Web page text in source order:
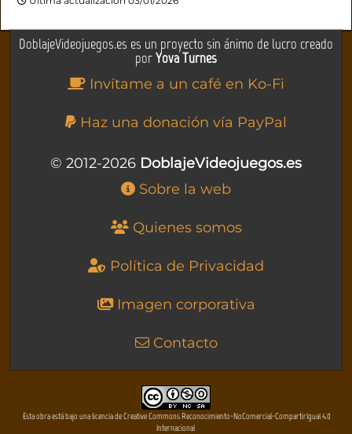
DoblajeVideojuegos.es es un proyecto sin ánimo de lucro creado
porYova Turnes
Invítame a un café en Ko-Fi
Haz una donación vía PayPal
© 2012-2026 DoblajeVideojuegos.es
Sobre la web
Quienes somos
Política de Privacidad
Imagen corporativa
Contacto
Esta obra está bajo una licencia de Creative Commons Reconocimiento-NoComercial-CompartirIgual 4.0
Internacional